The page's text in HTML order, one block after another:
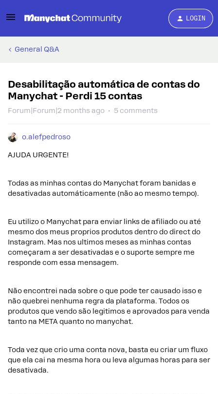
LOGIN
General Q&A
Desabilitação automática de contas do
Manychat - Perdi 15 contas
Forum|Forum|2 months ago 5 comments
o.alefpedroso
AJUDA URGENTE!
Todas as minhas contas do Manychat foram banidas e
desativadas automáticamente (não ao mesmo tempo).
Eu utilizo o Manychat para enviar links de afiliado ou até
mesmo dos meus proprios produtos dentro do direct do
Instagram. Mas nos ultimos meses as minhas contas
começaram a ser desativadas e o suporte sempre me
responde com essa mensagem.
Não encontrei nada sobre o que pode ter causado isso e
não quebrei nenhuma regra da plataforma. Todos os
produtos que vendo são legitimos e aprovados para venda
tanto na META quanto no manychat.
Toda vez que crio uma conta nova, basta eu criar um fluxo
que ela cai na mesma hora ou leva algumas horas para ser
desativada.